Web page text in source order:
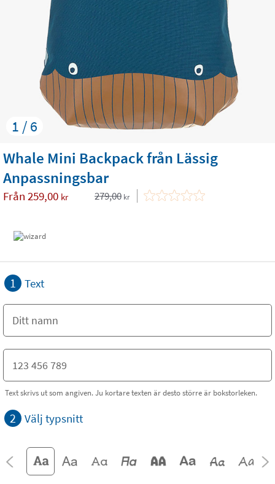
1 / 6
Whale Mini Backpack från Lässig
Anpassningsbar
Från 259,00 kr 279,00 kr
1 Text
Text skrivs ut som angiven. Ju kortare texten är desto större är bokstorleken.
2 Välj typsnitt